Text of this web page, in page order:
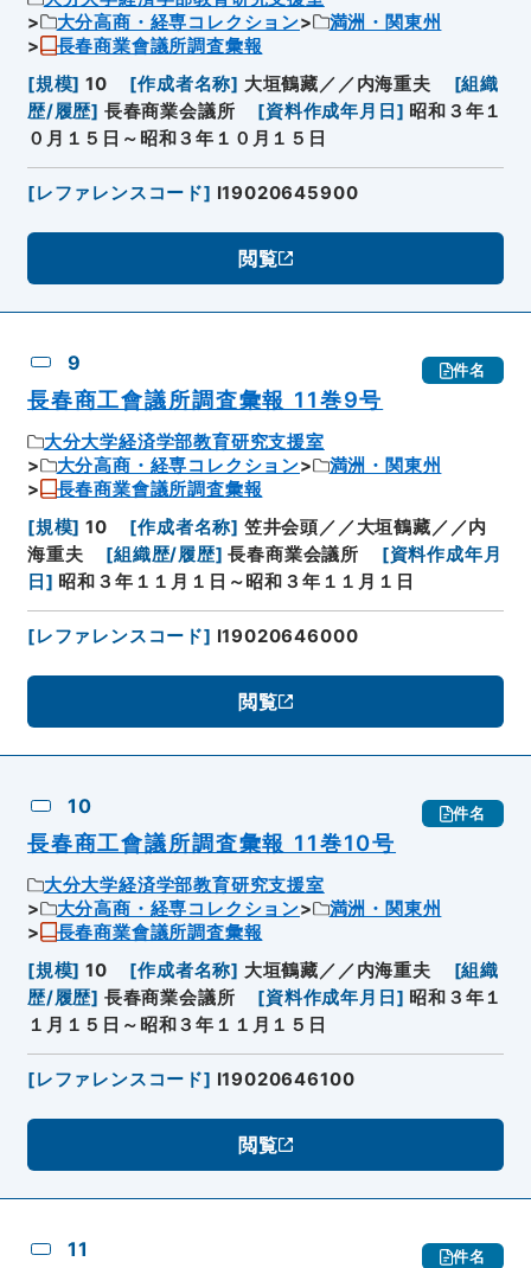
大分高商・経専コレクション
満洲・関東州
長春商業會議所調査彙報
[規模] 10 [作成者名称] 大垣鶴藏／／内海重夫 [組織
歴/履歴] 長春商業会議所 [資料作成年月日 ] 昭和３年１
０月１５日～昭和３年１０月１５日
[レファレンスコード] I19020645900
閲覧
9 件名
長春商工會議所調査彙報 11巻9号
大分大学経済学部教育研究支援室
大分高商・経専コレクション
満洲・関東州
長春商業會議所調査彙報
[規模] 10 [作成者名称] 笠井会頭／／大垣鶴藏／／内
海重夫
[組織歴/履歴] 長春商業会議所 [資料作成年月
日 ] 昭和３年１１月１日～昭和３年１１月１日
[レファレンスコード] I19020646000
閲覧
10 件名
長春商工會議所調査彙報 11巻10号
大分大学経済学部教育研究支援室
大分高商・経専コレクション
満洲・関東州
長春商業會議所調査彙報
[規模] 10 [作成者名称] 大垣鶴藏／／内海重夫 [組織
歴/履歴] 長春商業会議所 [資料作成年月日 ] 昭和３年１
１月１５日～昭和３年１１月１５日
[レファレンスコード] I19020646100
閲覧
11 件名